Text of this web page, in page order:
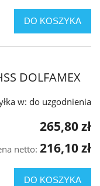
DO KOSZYKA
DOLFAMEX
w: do uzgodnienia
265,80 zł
netto: 216,10 zł
DO KOSZYKA